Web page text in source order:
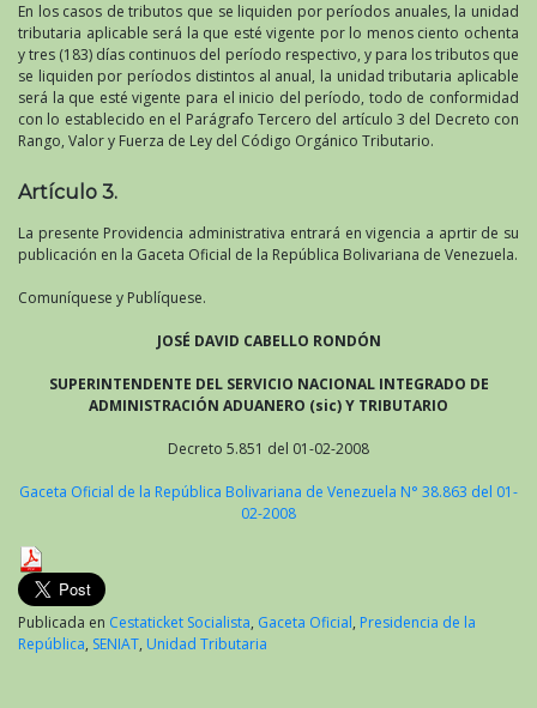
En los casos de tributos que se liquiden por períodos anuales, la unidad
tributaria aplicable será la que esté vigente por lo menos ciento ochenta
y tres (183) días continuos del período respectivo, y para los tributos que
se liquiden por períodos distintos al anual, la unidad tributaria aplicable
será la que esté vigente para el inicio del período, todo de conformidad
con lo establecido en el Parágrafo Tercero del artículo 3 del Decreto con
Rango, Valor y Fuerza de Ley del Código Orgánico Tributario.
Artículo 3.
La presente Providencia administrativa entrará en vigencia a aprtir de su
publicación en la Gaceta Oficial de la República Bolivariana de Venezuela.
Comuníquese y Publíquese.
JOSÉ DAVID CABELLO RONDÓN
SUPERINTENDENTE DEL SERVICIO NACIONAL INTEGRADO DE
ADMINISTRACIÓN ADUANERO (sic) Y TRIBUTARIO
Decreto 5.851 del 01-02-2008
Gaceta Oficial de la República Bolivariana de Venezuela N° 38.863 del 01-
02-2008
Publicada en Cestaticket Socialista, Gaceta Oficial, Presidencia de la
República, SENIAT, Unidad Tributaria